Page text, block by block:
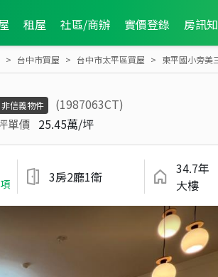
租屋 社區/商辦 實價登錄 房訊
台中市買屋 台中市太平區買屋 東平國小旁美
非信義物件
(1987063CT)
單價 25.45萬/坪
3房2廳1衛
34.7年
大樓